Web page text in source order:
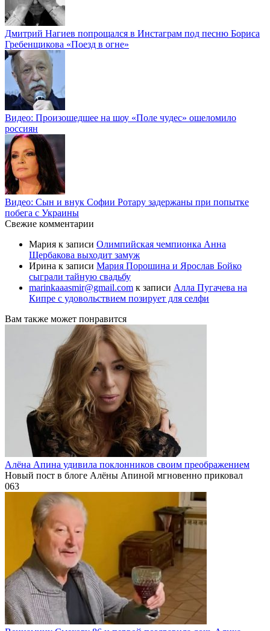
Дмитрий Нагиев попрощался в Инстаграм под песню Бориса
Гребенщикова «Поезд в огне»
Видео: Произошедшее на шоу «Поле чудес» ошеломило
россиян
Видео: Сын и внук Софии Ротару задержаны при попытке
побега с Украины
Свежие комментарии
Мария к записи Олимпийская чемпионка Анна
Щербакова выходит замуж
Ирина к записи Мария Порошина и Ярослав Бойко
сыграли тайную свадьбу
marinkaaasmir@gmail.com к записи Алла Пугачева на
Кипре с удовольствием позирует для селфи
Вам также может понравится
Алёна Апина удивила поклонников своим преображением
Новый пост в блоге Алёны Апиной мгновенно приковал
063